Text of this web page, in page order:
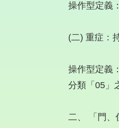
操作型定義
(二) 重症：
操作型定義
分類「05」
二、 「門、